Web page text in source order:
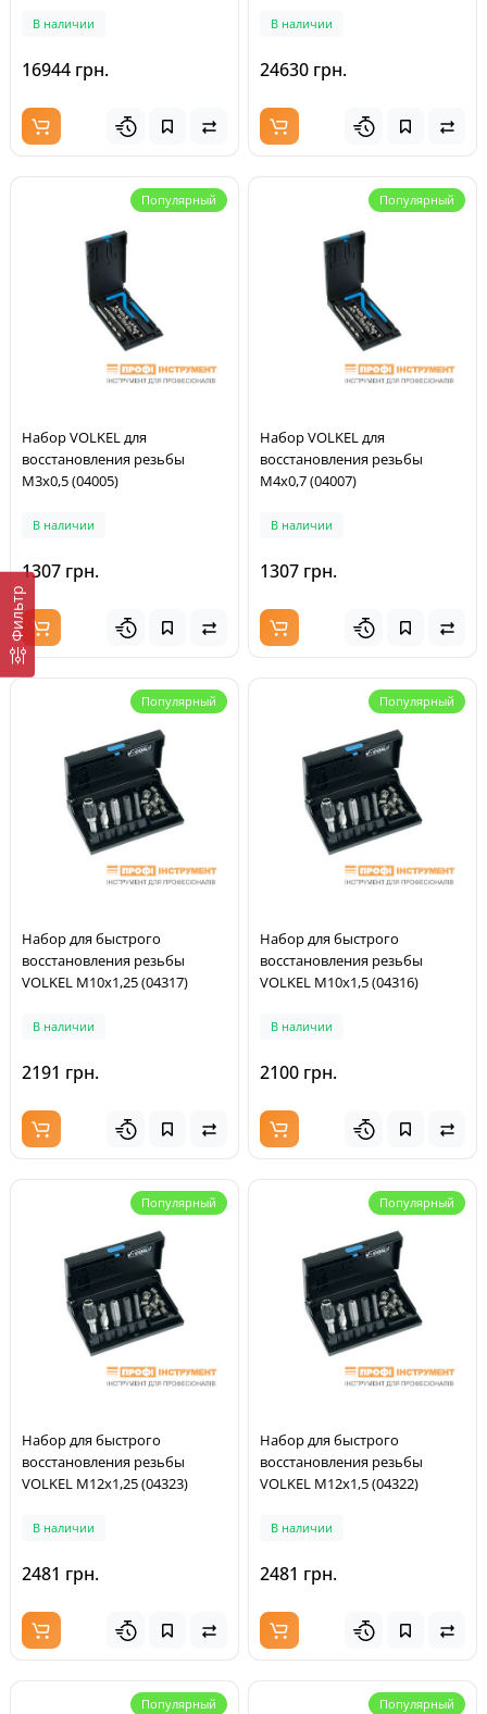
Фильтр
В наличии
16944 грн.
G, предназначен для ручного
неабразивные материалы.
коробка (48628)
В наличии
24630 грн.
Популярный
Набор VOLKEL для
восстановления резьбы
M3х0,5 (04005)
В наличии
1307 грн.
Популярный
Набор VOLKEL для
восстановления резьбы
M4х0,7 (04007)
В наличии
1307 грн.
Популярный
Набор для быстрого
восстановления резьбы
VOLKEL M10x1,25 (04317)
В наличии
2191 грн.
Популярный
Набор для быстрого
восстановления резьбы
VOLKEL M10x1,5 (04316)
В наличии
2100 грн.
Популярный
Набор для быстрого
восстановления резьбы
VOLKEL M12x1,25 (04323)
В наличии
2481 грн.
Популярный
Набор для быстрого
восстановления резьбы
VOLKEL M12x1,5 (04322)
В наличии
2481 грн.
Популярный Популярный